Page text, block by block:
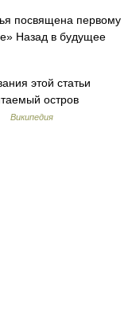
посвящена первому
Назад в будущее
этой статьи
остров
Википедия